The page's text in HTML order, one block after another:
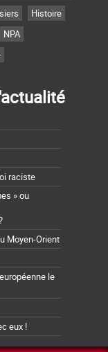
Histoire
NPA
raciste
» ou
Moyen-Orient
le
eux !